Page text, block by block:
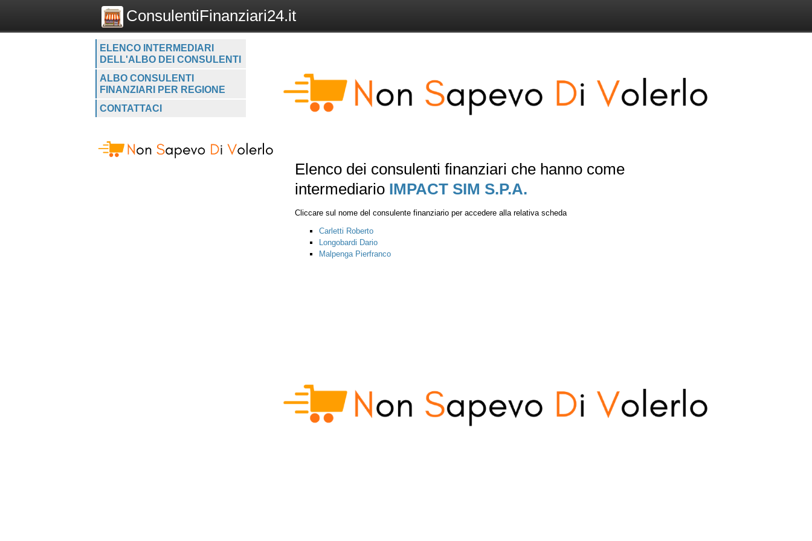
ConsulentiFinanziari24.it
ELENCO INTERMEDIARI
DELL'ALBO DEI CONSULENTI
ALBO CONSULENTI
FINANZIARI PER REGIONE
CONTATTACI
Elenco dei consulenti finanziari che hanno come
intermediario IMPACT SIM S.P.A.
Cliccare sul nome del consulente finanziario per accedere alla relativa scheda
Carletti Roberto
Longobardi Dario
Malpenga Pierfranco